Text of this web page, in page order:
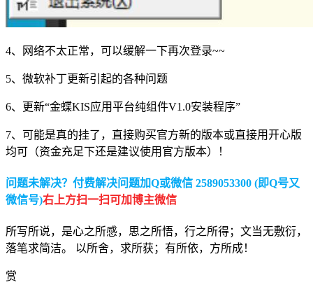
4、网络不太正常，可以缓解一下再次登录~~
5、微软补丁更新引起的各种问题
6、更新“金蝶KIS应用平台纯组件V1.0安装程序”
7、可能是真的挂了，直接购买官方新的版本或直接用开心版
均可（资金充足下还是建议使用官方版本）！
问题未解决？付费解决问题加Q或微信 2589053300 (即Q号又
微信号)右上方扫一扫可加博主微信
所写所说，是心之所感，思之所悟，行之所得；文当无敷衍，
落笔求简洁。 以所舍，求所获；有所依，方所成！
赏